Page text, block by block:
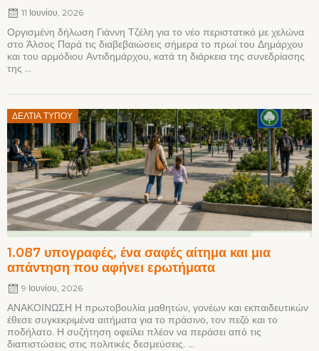
11 Ιουνίου, 2026
Οργισμένη δήλωση Γιάννη Τζέλη για το νέο περιστατικό με χελώνα
στο Άλσος Παρά τις διαβεβαιώσεις σήμερα το πρωί του Δημάρχου
και του αρμόδιου Αντιδημάρχου, κατά τη διάρκεια της συνεδρίασης
της ...
ΔΕΛΤΊΑ ΤΎΠΟΥ
1.087 υπογραφές, ένα σαφές αίτημα και μια
απάντηση που αφήνει ερωτήματα
Posted
on
9 Ιουνίου, 2026
ΑΝΑΚΟΙΝΩΣΗ Η πρωτοβουλία μαθητών, γονέων και εκπαιδευτικών
έθεσε συγκεκριμένα αιτήματα για το πράσινο, τον πεζό και το
ποδήλατο. Η συζήτηση οφείλει πλέον να περάσει από τις
διαπιστώσεις στις πολιτικές δεσμεύσεις. ...